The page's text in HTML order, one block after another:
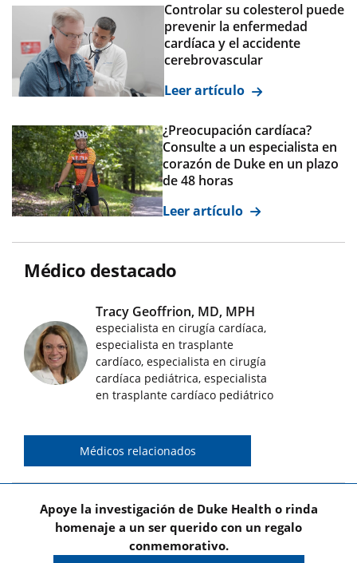
Controlar su colesterol puede
prevenir la enfermedad
cardíaca y el accidente
cerebrovascular
Leer artículo
¿Preocupación cardíaca?
Consulte a un especialista en
corazón de Duke en un plazo
de 48 horas
Leer artículo
Médico destacado
Imágenes de médicos destacados
Tracy Geoffrion, MD, MPH
especialista en cirugía cardíaca,
especialista en trasplante
cardíaco, especialista en cirugía
cardíaca pediátrica, especialista
en trasplante cardíaco pediátrico
Médicos relacionados
Apoye la investigación de Duke Health o rinda
homenaje a un ser querido con un regalo
conmemorativo.